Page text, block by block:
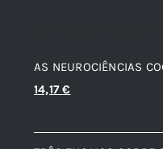
AS NEUROCIÊNCIAS
O
original
14,17€
atual